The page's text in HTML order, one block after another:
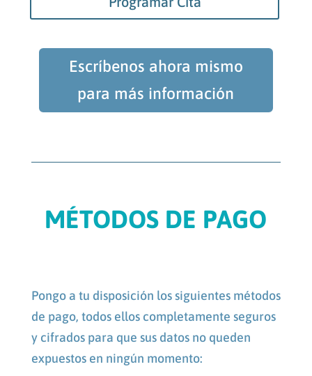
Escríbenos ahora mismo
para más información
MÉTODOS DE PAGO
Pongo a tu disposición los siguientes métodos
de pago, todos ellos completamente seguros
y cifrados para que sus datos no queden
expuestos en ningún momento: